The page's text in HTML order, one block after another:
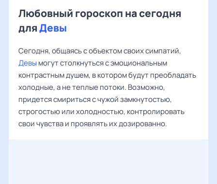
Любовный гороскоп на сегодня
дляДевы
Сегодня, общаясь с объектом своих симпатий,
Девы могут столкнуться с эмоциональным
контрастным душем, в котором будут преобладать
холодные, а не теплые потоки. Возможно,
придется смириться с чужой замкнутостью,
строгостью или холодностью, контролировать
свои чувства и проявлять их дозированно.